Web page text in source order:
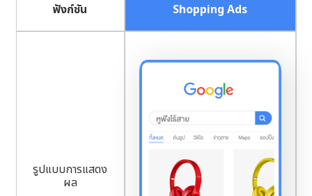
ฟังก์ชัน Shopping Ads
รูปแบบการแสดง
ผล